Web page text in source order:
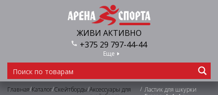
ЖИВИ АКТИВНО
+375 29 797-44-44
Еще
Главная/Каталог/Скейтборды/Аксессуары для
/ Ластик для шкурки